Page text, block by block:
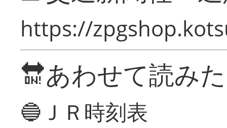
https://
🔛あわせて読み
🔵ＪＲ時刻表